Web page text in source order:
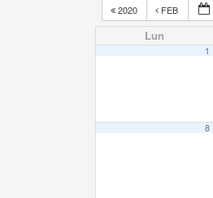
2020 FEB
Lun
1
8